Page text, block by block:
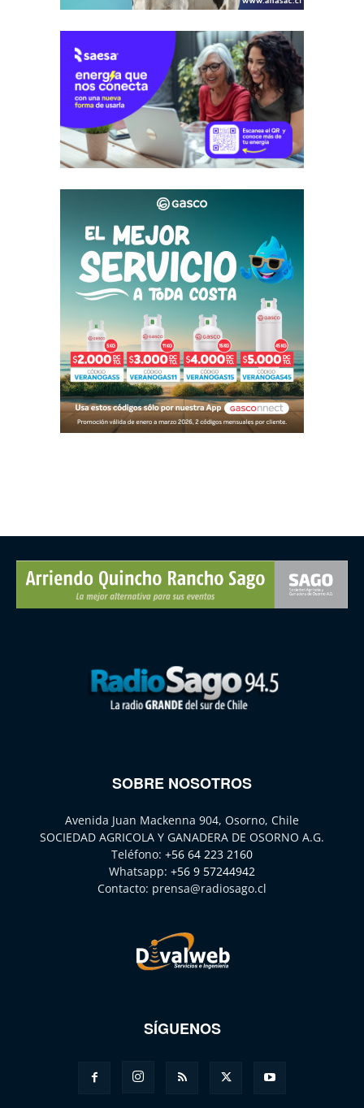
SOBRE NOSOTROS
Avenida Juan Mackenna 904, Osorno, Chile
SOCIEDAD AGRICOLA Y GANADERA DE OSORNO A.G.
Teléfono: +56 64 223 2160
Whatsapp: +56 9 57244942
Contacto: prensa@radiosago.cl
SÍGUENOS